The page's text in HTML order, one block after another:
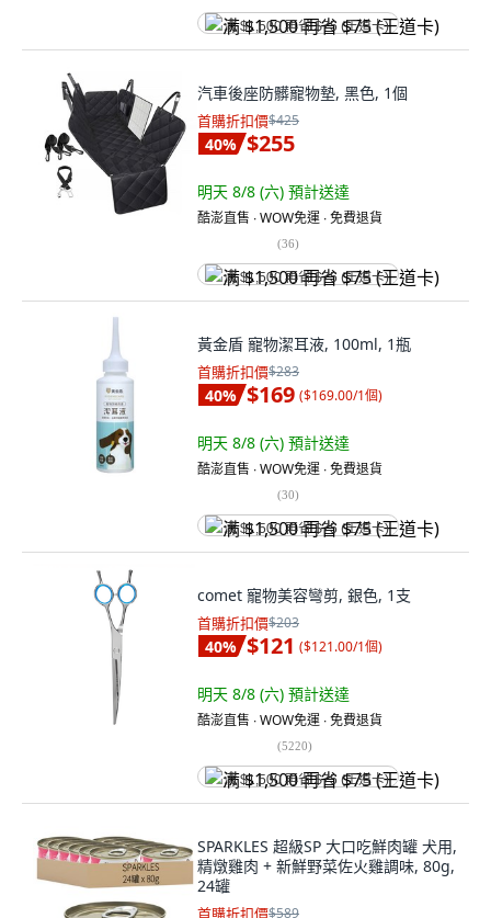
满 $1,500 再省 $75 (王道卡)
汽車後座防髒寵物墊, 黑色, 1個
首購折扣價$425
40% $255
明天 8/8 (六) 預計送達
酷澎直售 ∙ WOW免運 ∙ 免費退貨
(36)
满 $1,500 再省 $75 (王道卡)
黃金盾 寵物潔耳液, 100ml, 1瓶
首購折扣價$283
40% $169 ($169.00/1個)
明天 8/8 (六) 預計送達
酷澎直售 ∙ WOW免運 ∙ 免費退貨
(30)
满 $1,500 再省 $75 (王道卡)
comet 寵物美容彎剪, 銀色, 1支
首購折扣價$203
40% $121 ($121.00/1個)
明天 8/8 (六) 預計送達
酷澎直售 ∙ WOW免運 ∙ 免費退貨
(5220)
满 $1,500 再省 $75 (王道卡)
SPARKLES 超級SP 大口吃鮮肉罐 犬用,
精燉雞肉 + 新鮮野菜佐火雞調味, 80g,
24罐
首購折扣價$589